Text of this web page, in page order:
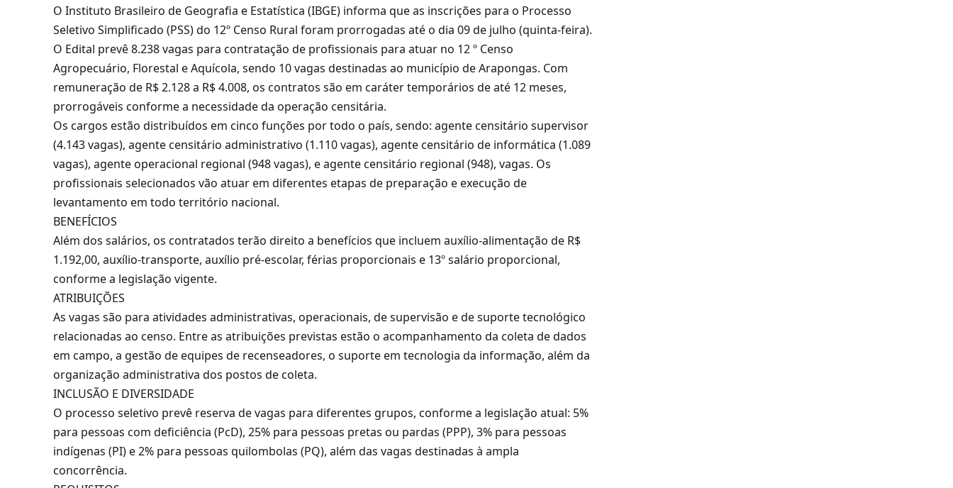
O Instituto Brasileiro de Geografia e Estatística (IBGE) informa que as inscrições para o Processo
Seletivo Simplificado (PSS) do 12º Censo Rural foram prorrogadas até o dia 09 de julho (quinta-feira).
O Edital prevê 8.238 vagas para contratação de profissionais para atuar no 12 º Censo
Agropecuário, Florestal e Aquícola, sendo 10 vagas destinadas ao município de Arapongas. Com
remuneração de R$ 2.128 a R$ 4.008, os contratos são em caráter temporários de até 12 meses,
prorrogáveis conforme a necessidade da operação censitária.
Os cargos estão distribuídos em cinco funções por todo o país, sendo: agente censitário supervisor
(4.143 vagas), agente censitário administrativo (1.110 vagas), agente censitário de informática (1.089
vagas), agente operacional regional (948 vagas), e agente censitário regional (948), vagas. Os
profissionais selecionados vão atuar em diferentes etapas de preparação e execução de
levantamento em todo território nacional.
BENEFÍCIOS
Além dos salários, os contratados terão direito a benefícios que incluem auxílio-alimentação de R$
1.192,00, auxílio-transporte, auxílio pré-escolar, férias proporcionais e 13º salário proporcional,
conforme a legislação vigente.
ATRIBUIÇÕES
As vagas são para atividades administrativas, operacionais, de supervisão e de suporte tecnológico
relacionadas ao censo. Entre as atribuições previstas estão o acompanhamento da coleta de dados
em campo, a gestão de equipes de recenseadores, o suporte em tecnologia da informação, além da
organização administrativa dos postos de coleta.
INCLUSÃO E DIVERSIDADE
O processo seletivo prevê reserva de vagas para diferentes grupos, conforme a legislação atual: 5%
para pessoas com deficiência (PcD), 25% para pessoas pretas ou pardas (PPP), 3% para pessoas
indígenas (PI) e 2% para pessoas quilombolas (PQ), além das vagas destinadas à ampla
concorrência.